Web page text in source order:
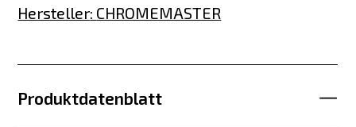
Hersteller: CHROMEMASTER
Produktdatenblatt